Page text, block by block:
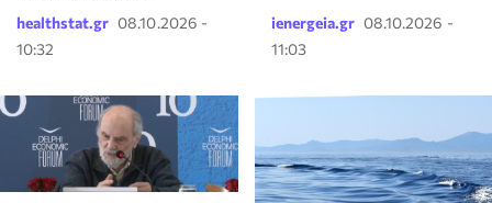
healthstat.gr 08.10.2026 -
10:32
ienergeia.gr 08.10.2026 -
11:03